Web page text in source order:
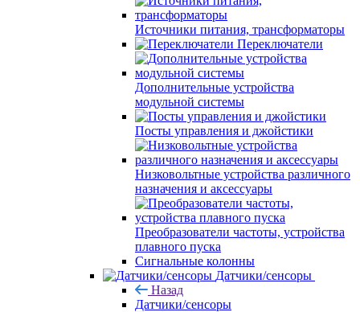
Источники питания, трансформаторы
Переключатели
Дополнительные устройства
модульной системы
Посты управления и джойстики
Низковольтные устройства различного
назначения и аксессуары
Преобразователи частоты, устройства
плавного пуска
Сигнальные колонны
Датчики/сенсоры
Назад
Датчики/сенсоры